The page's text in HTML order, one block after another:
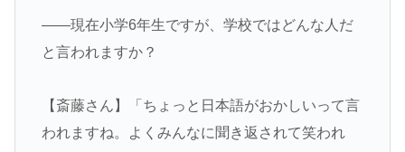
――現在小学6年生ですが、学校ではどんな人だ
と言われますか？
【斎藤さん】「ちょっと日本語がおかしいって言
われますね。よくみんなに聞き返されて笑われ